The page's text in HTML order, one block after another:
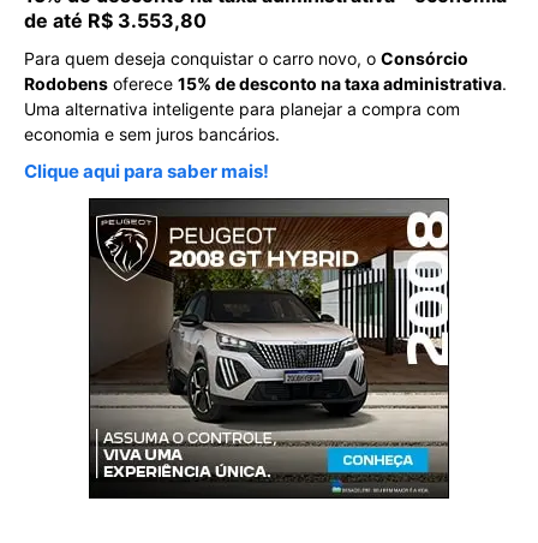
de até R$ 3.553,80
Para quem deseja conquistar o carro novo, o Consórcio
Rodobens oferece 15% de desconto na taxa administrativa.
Uma alternativa inteligente para planejar a compra com
economia e sem juros bancários.
Clique aqui para saber mais!